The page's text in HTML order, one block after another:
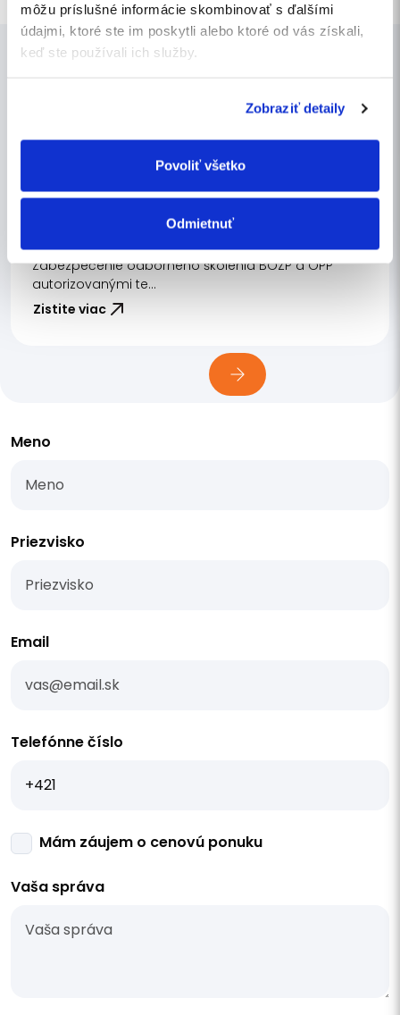
môžu príslušné informácie skombinovať s ďalšími
údajmi, ktoré ste im poskytli alebo ktoré od vás získali,
keď ste používali ich služby.
Zobraziť detaily
Povoliť všetko
Odmietnuť
BOZP: Bezpečnosť a ochrana
zdravia pri práci
Zabezpečenie odborného školenia BOZP a OPP
autorizovanými te...
Zistite viac
Meno
Priezvisko
Email
Telefónne číslo
Mám záujem o cenovú ponuku
Vaša správa